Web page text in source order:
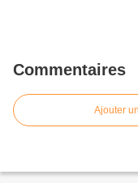
Commentaires
Ajouter